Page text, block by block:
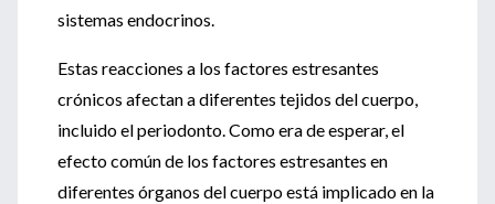
sistemas endocrinos.
Estas reacciones a los factores estresantes
crónicos afectan a diferentes tejidos del cuerpo,
incluido el periodonto. Como era de esperar, el
efecto común de los factores estresantes en
diferentes órganos del cuerpo está implicado en la